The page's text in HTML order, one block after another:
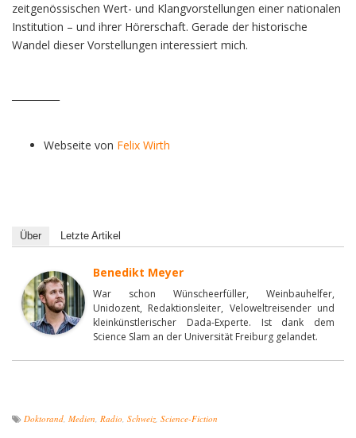
zeitgenössischen Wert- und Klangvorstellungen einer nationalen
Institution – und ihrer Hörerschaft. Gerade der historische
Wandel dieser Vorstellungen interessiert mich.
Webseite von Felix Wirth
Über Letzte Artikel
Benedikt Meyer
War schon Wünscheerfüller, Weinbauhelfer,
Unidozent, Redaktionsleiter, Veloweltreisender und
kleinkünstlerischer Dada-Experte. Ist dank dem
Science Slam an der Universität Freiburg gelandet.
Doktorand, Medien, Radio, Schweiz, Science-Fiction